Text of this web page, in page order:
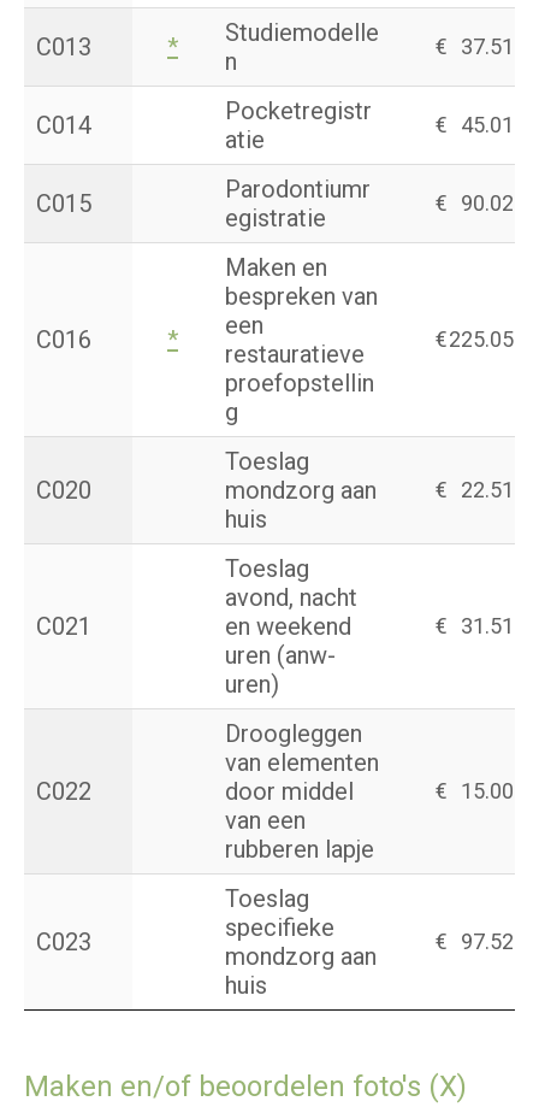
C013 *
Studiemodelle
n
€ 37.51
C014
Pocketregistr
atie
€ 45.01
C015
Parodontiumr
egistratie
€ 90.02
C016 *
Maken en
bespreken van
een
restauratieve
proefopstellin
g
€225.05
C020
Toeslag
mondzorg aan
huis
€ 22.51
C021
Toeslag
avond, nacht
en weekend
uren (anw-
uren)
€ 31.51
C022
Droogleggen
van elementen
door middel
van een
rubberen lapje
€ 15.00
C023
Toeslag
specifieke
mondzorg aan
huis
€ 97.52
Maken en/of beoordelen foto's (X)